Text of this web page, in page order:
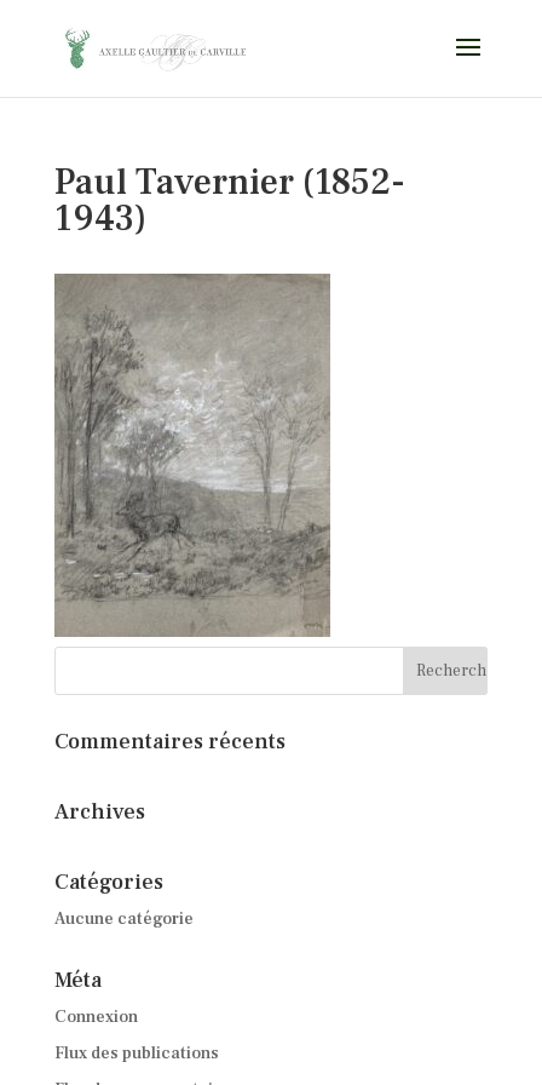
Paul Tavernier (1852-
1943)
Commentaires récents
Archives
Catégories
Aucune catégorie
Méta
Connexion
Flux des publications